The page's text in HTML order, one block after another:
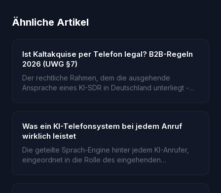
Ähnliche Artikel
Ist Kaltakquise per Telefon legal? B2B-Regeln
2026 (UWG §7)
Der rechtliche Rahmen, dem die ausgehende
Ansprache eines KI-SDR in Deutschland unterliegt -
Was ein KI-Telefonsystem bei jedem Anruf
wirklich leistet
Die geteilte Sprach-Engine hinter jedem KI-Anrufer,
eingeordnet in die Rolle des eingehenden